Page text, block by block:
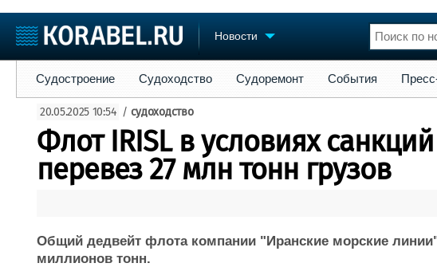
Новости
Судостроение
Пульс
Новости
Репутация
Журнал
Реклама
Торговая площадка
Доска объявлений
Продажа флота
Оборудование
Изделия
Конференции
Личности
Судостроение Судоходство Судоремонт События
20.05.2025 10:54 / судоходство
Флот IRISL в условиях
перевез 27 млн тонн грузов
Общий дедвейт флота компании "Иранские морские линии"
миллионов тонн.